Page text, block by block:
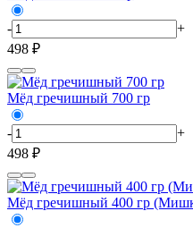
-
+
498 ₽
Мёд гречишный 700 гр
-
+
498 ₽
Мёд гречишный 400 гр